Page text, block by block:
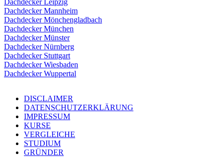
Dachdecker Mannheim
Dachdecker Mönchengladbach
Dachdecker München
Dachdecker Münster
Dachdecker Nürnberg
Dachdecker Stuttgart
Dachdecker Wiesbaden
Dachdecker Wuppertal
DISCLAIMER
DATENSCHUTZERKLÄRUNG
IMPRESSUM
KURSE
VERGLEICHE
STUDIUM
GRÜNDER